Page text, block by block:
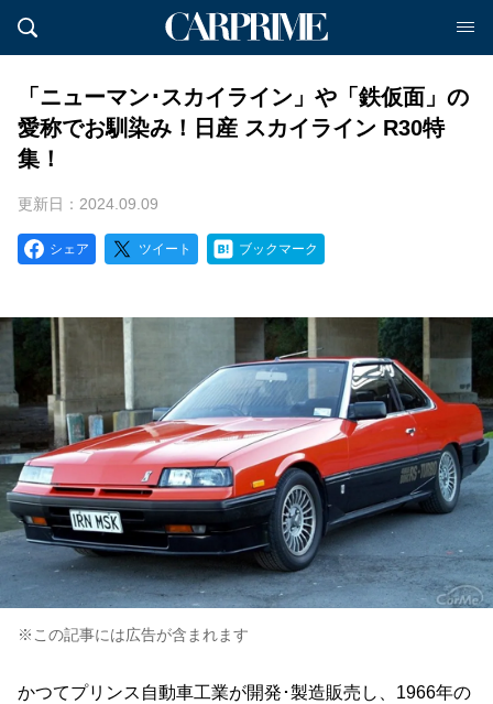
「ニューマン･スカイライン」や「鉄仮面」の
愛称でお馴染み！日産 スカイライン R30特
集！
更新日：2024.09.09
シェア ツイート ブックマーク
※この記事には広告が含まれます
かつてプリンス自動車工業が開発･製造販売し、1966年の